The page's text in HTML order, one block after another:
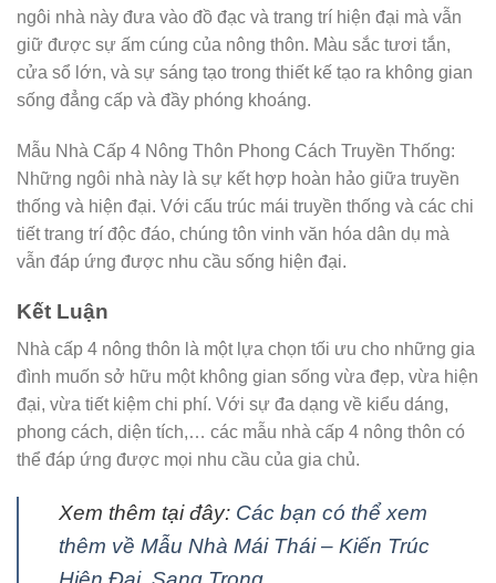
ngôi nhà này đưa vào đồ đạc và trang trí hiện đại mà vẫn
giữ được sự ấm cúng của nông thôn. Màu sắc tươi tắn,
cửa sổ lớn, và sự sáng tạo trong thiết kế tạo ra không gian
sống đẳng cấp và đầy phóng khoáng.
Mẫu Nhà Cấp 4 Nông Thôn Phong Cách Truyền Thống:
Những ngôi nhà này là sự kết hợp hoàn hảo giữa truyền
thống và hiện đại. Với cấu trúc mái truyền thống và các chi
tiết trang trí độc đáo, chúng tôn vinh văn hóa dân dụ mà
vẫn đáp ứng được nhu cầu sống hiện đại.
Kết Luận
Nhà cấp 4 nông thôn là một lựa chọn tối ưu cho những gia
đình muốn sở hữu một không gian sống vừa đẹp, vừa hiện
đại, vừa tiết kiệm chi phí. Với sự đa dạng về kiểu dáng,
phong cách, diện tích,… các mẫu nhà cấp 4 nông thôn có
thể đáp ứng được mọi nhu cầu của gia chủ.
Xem thêm tại đây: Các bạn có thể xem
thêm về Mẫu Nhà Mái Thái – Kiến Trúc